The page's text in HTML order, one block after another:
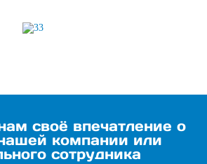
своё впечатление о
компании или
сотрудника